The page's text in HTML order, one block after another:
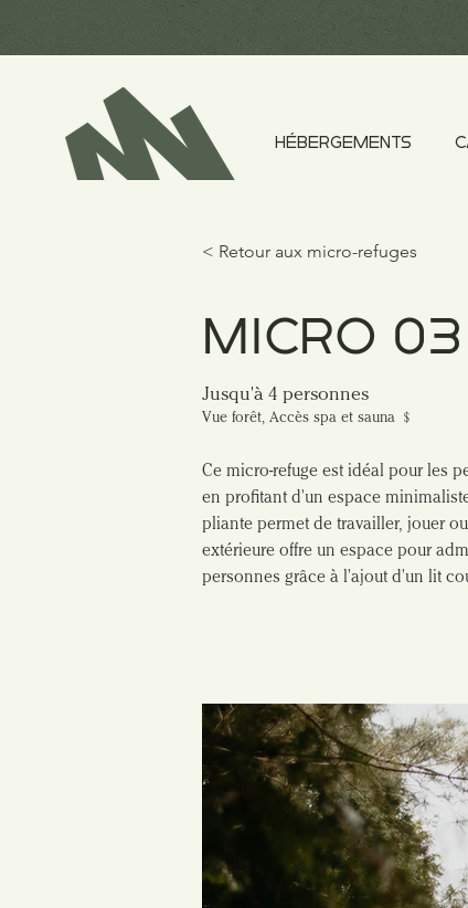
HÉBERGEMENTS
< Retour aux micro-refuges
MICRO 03
Jusqu'à 4 personnes
Vue forêt, Accès spa et sauna ﹩
Ce micro-refuge est idéal pour les
en profitant d'un espace
pliante permet de travailler, jouer
extérieure offre un espace pour
personnes grâce à l'ajout d'un lit